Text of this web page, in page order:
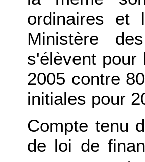
ordinaires et
Ministère
s'élèvent pour
2005 contre
initiales pour
Compte tenu
de loi de